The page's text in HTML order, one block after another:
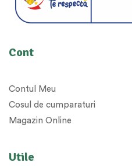
Cont
Contul Meu
Cosul de cumparaturi
Magazin Online
Utile